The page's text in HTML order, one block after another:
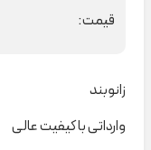
قیمت:
زانوبند
وارداتی با کیفیت عالی